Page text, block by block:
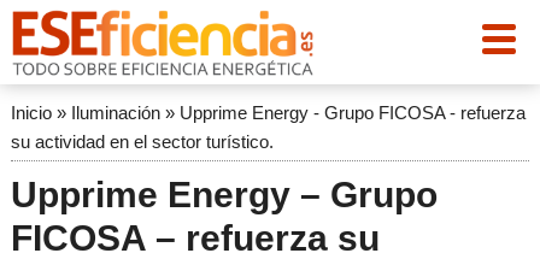
Inicio» Iluminación» Upprime Energy - Grupo FICOSA - refuerza
su actividad en el sector turístico.
Upprime Energy – Grupo
FICOSA – refuerza su